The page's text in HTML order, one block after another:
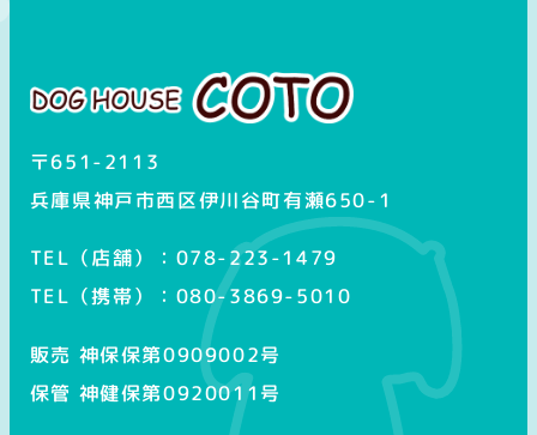
ム
〒651-2113
兵庫県神戸市西区伊川谷町有瀬650-1
TEL（店舗）：078-223-1479
TEL（携帯）：080-3869-5010
販売 神保保第0909002号
保管 神健保第0920011号